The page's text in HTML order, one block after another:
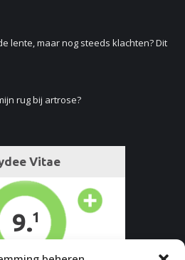
lente, maar nog steeds klachten? Dit
rug bij artrose?